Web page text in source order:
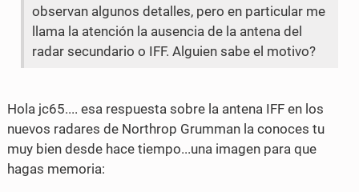
c
b
o
T
t
e
observan algunos detalles, pero en particular me
llama la atención la ausencia de la antena del
radar secundario o IFF. Alguien sabe el motivo?
Hola jc65.... esa respuesta sobre la antena IFF en los
nuevos radares de Northrop Grumman la conoces tu
muy bien desde hace tiempo...una imagen para que
hagas memoria: